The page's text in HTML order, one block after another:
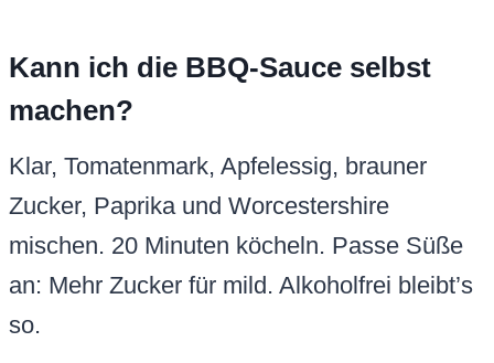
Kann ich die BBQ-Sauce selbst
machen?
Klar, Tomatenmark, Apfelessig, brauner
Zucker, Paprika und Worcestershire
mischen. 20 Minuten köcheln. Passe Süße
an: Mehr Zucker für mild. Alkoholfrei bleibt’s
so.